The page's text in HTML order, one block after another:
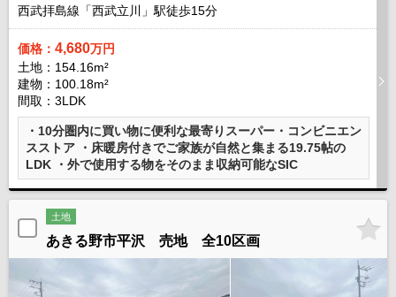
西武拝島線「西武立川」駅徒歩15分
価格： 4,680万円
土地：154.16m²
建物：100.18m²
間取：3LDK
・10分圏内に買い物に便利な最寄りスーパー・コンビニエン
スストア ・床暖房付きでご家族が自然と集まる19.75帖の
LDK ・外で使用する物をそのまま収納可能なSIC
土地
あきる野市平沢 売地 全10区画